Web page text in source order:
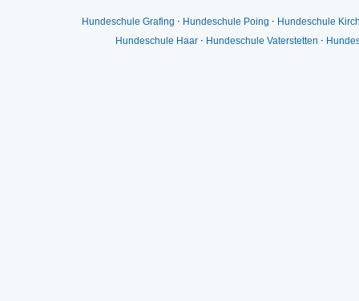
Hundeschule Grafing ⋅ Hundeschule Poing ⋅ Hundeschule
Hundeschule Haar ⋅ Hundeschule Vaterstetten ⋅